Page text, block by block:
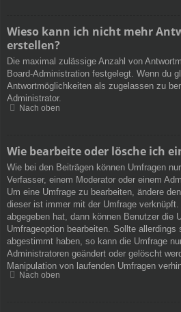
Wieso kann ich nicht mehr
erstellen?
Die maximal zulässige Anzahl von
Board-Administration festgelegt. Wenn du
Antwortmöglichkeiten als zugelassen zu
Administrator.
Nach oben
Wie bearbeite oder lösche ich
Wie bei den Beiträgen können Umfragen
Verfasser, einem Moderator oder einem
Um eine Umfrage zu bearbeiten, ändere
dieser ist immer mit der Umfrage
abgegeben hat, dann können Benutzer die
Umfrageoption bearbeiten. Sollte allerdings
abgestimmt haben, so kann die Umfrage
Administratoren geändert oder gelöscht
Manipulation von laufenden Umfragen
Nach oben